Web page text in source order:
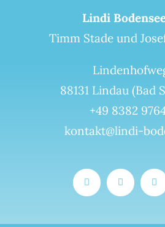
Lindi
Timm Stade und
88131 Lindau (Bad
+49 8382
kontakt@lindi-